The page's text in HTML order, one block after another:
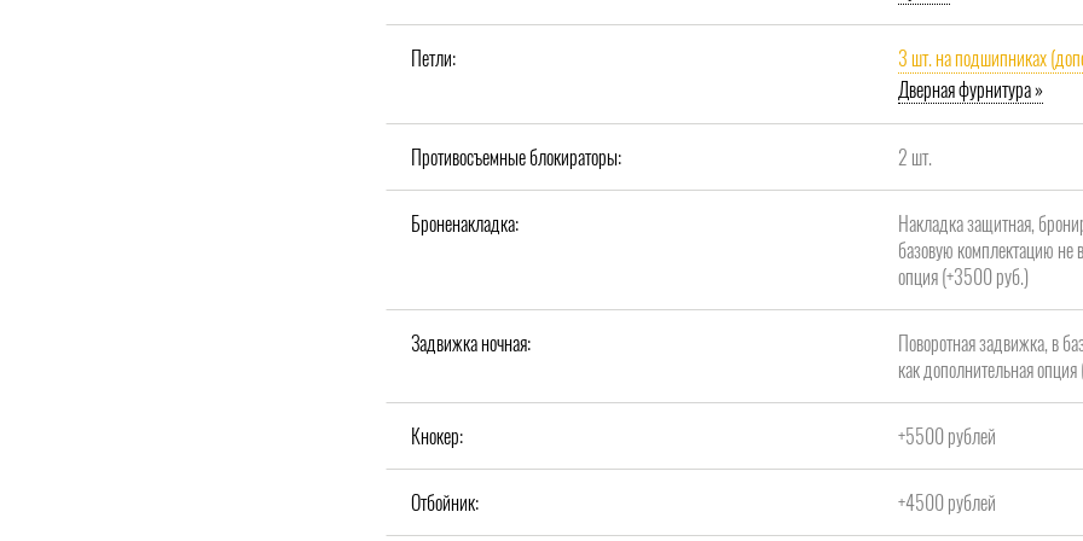
Петли:
3 шт. на подшипниках
Дверная фурнитура »
Противосъемные блокираторы: 2 шт.
Броненакладка:
Накладка защитная,
базовую комплектацию не
опция (+3500 руб.)
Задвижка ночная:
Поворотная задвижка, в
как дополнительная
Кнокер: +5500 рублей
Отбойник: +4500 рублей